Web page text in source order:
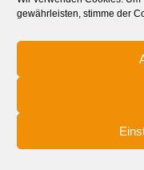
gewährleisten, stimme der